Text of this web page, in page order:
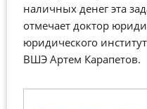
наличных денег эта
отмечает доктор
юридического
ВШЭ Артем Карапетов.